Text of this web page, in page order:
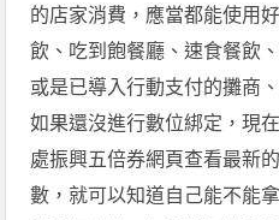
的店家消費，應當都能使用
飲、吃到飽餐廳、速食餐飲
或是已導入行動支付的攤商
如果還沒進行數位綁定，現
處振興五倍券網頁查看最新
數，就可以知道自己能不能